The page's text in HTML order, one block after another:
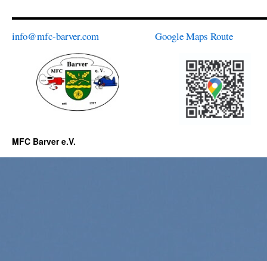
ist
info@mfc-barver.com Google Maps Route
MFC Barver e.V.